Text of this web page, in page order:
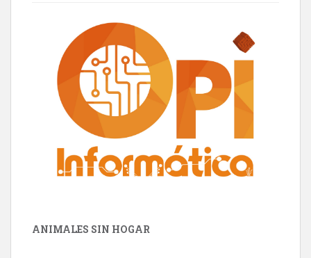
ANIMALES SIN HOGAR